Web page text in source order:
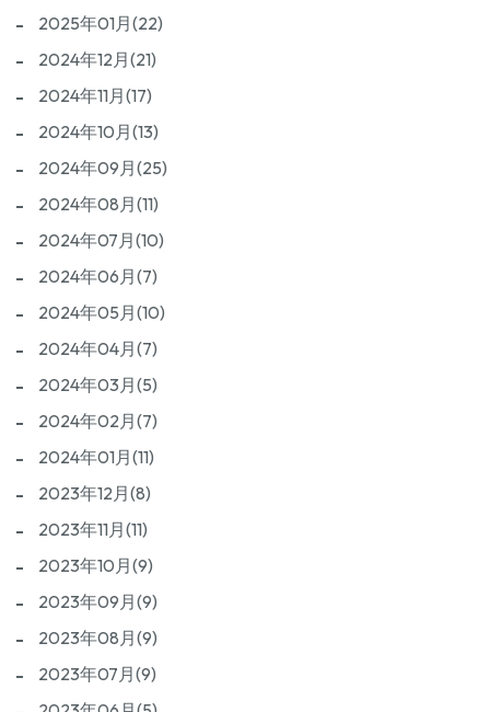
2025年01月(22)
2024年12月(21)
2024年11月(17)
2024年10月(13)
2024年09月(25)
2024年08月(11)
2024年07月(10)
2024年06月(7)
2024年05月(10)
2024年04月(7)
2024年03月(5)
2024年02月(7)
2024年01月(11)
2023年12月(8)
2023年11月(11)
2023年10月(9)
2023年09月(9)
2023年08月(9)
2023年07月(9)